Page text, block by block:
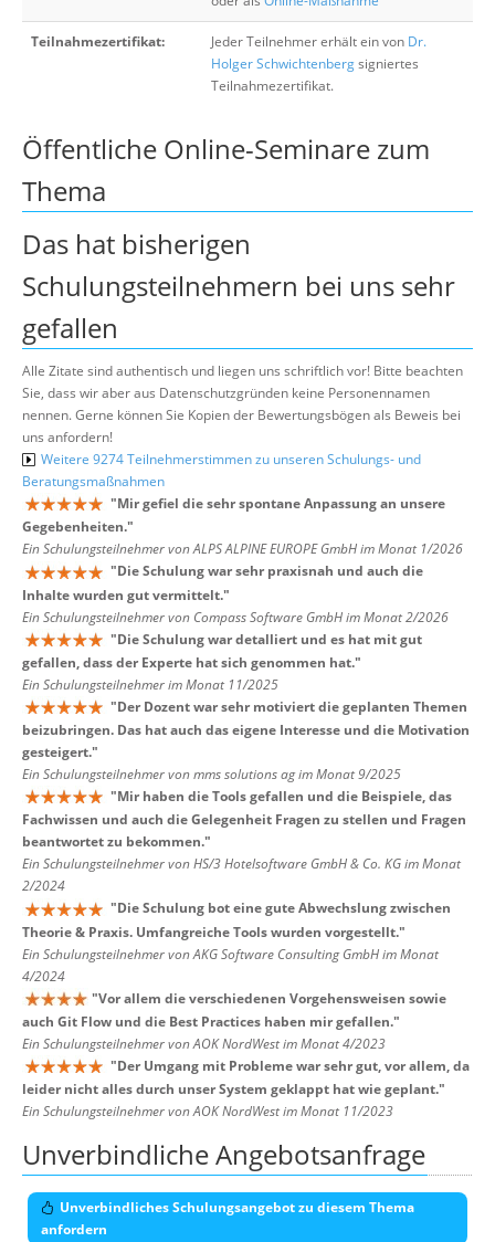
Teilnahmezertifikat: Jeder Teilnehmer erhält ein von Dr.
Holger Schwichtenbergsigniertes
Teilnahmezertifikat.
Öffentliche Online-Seminare zum
Thema
Das hat bisherigen
Schulungsteilnehmern bei uns sehr
gefallen
Alle Zitate sind authentisch und liegen uns schriftlich vor! Bitte beachten
Sie, dass wir aber aus Datenschutzgründen keine Personennamen
nennen. Gerne können Sie Kopien der Bewertungsbögen als Beweis bei
uns anfordern!
Weitere 9274 Teilnehmerstimmen zu unseren Schulungs- und
Beratungsmaßnahmen
"Mir gefiel die sehr spontane Anpassung an unsere
Gegebenheiten."
Ein Schulungsteilnehmer von ALPS ALPINE EUROPE GmbH im Monat 1/2026
"Die Schulung war sehr praxisnah und auch die
Inhalte wurden gut vermittelt."
Ein Schulungsteilnehmer von Compass Software GmbH im Monat 2/2026
"Die Schulung war detalliert und es hat mit gut
gefallen, dass der Experte hat sich genommen hat."
Ein Schulungsteilnehmer im Monat 11/2025
"Der Dozent war sehr motiviert die geplanten Themen
beizubringen. Das hat auch das eigene Interesse und die Motivation
gesteigert."
Ein Schulungsteilnehmer von mms solutions ag im Monat 9/2025
"Mir haben die Tools gefallen und die Beispiele, das
Fachwissen und auch die Gelegenheit Fragen zu stellen und Fragen
beantwortet zu bekommen."
Ein Schulungsteilnehmer von HS/3 Hotelsoftware GmbH & Co. KG im Monat
2/2024
"Die Schulung bot eine gute Abwechslung zwischen
Theorie & Praxis. Umfangreiche Tools wurden vorgestellt."
Ein Schulungsteilnehmer von AKG Software Consulting GmbH im Monat
4/2024
"Vor allem die verschiedenen Vorgehensweisen sowie
auch Git Flow und die Best Practices haben mir gefallen."
Ein Schulungsteilnehmer von AOK NordWest im Monat 4/2023
"Der Umgang mit Probleme war sehr gut, vor allem, da
leider nicht alles durch unser System geklappt hat wie geplant."
Ein Schulungsteilnehmer von AOK NordWest im Monat 11/2023
Unverbindliche Angebotsanfrage
Unverbindliches Schulungsangebot zu diesem Thema
anfordern